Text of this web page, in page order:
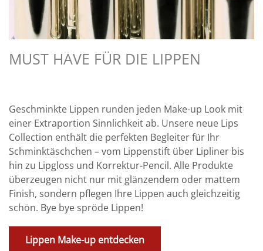
MUST HAVE FÜR DIE LIPPEN
Geschminkte Lippen runden jeden Make-up Look mit
einer Extraportion Sinnlichkeit ab. Unsere neue Lips
Collection enthält die perfekten Begleiter für Ihr
Schminktäschchen – vom Lippenstift über Lipliner bis
hin zu Lipgloss und Korrektur-Pencil. Alle Produkte
überzeugen nicht nur mit glänzendem oder mattem
Finish, sondern pflegen Ihre Lippen auch gleichzeitig
schön. Bye bye spröde Lippen!
Lippen Make-up entdecken